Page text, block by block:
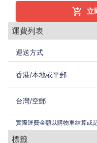
立
運費列表
運送方式
香港/本地或平郵
台灣/空郵
實際運費金額以購物車結算或
標籤